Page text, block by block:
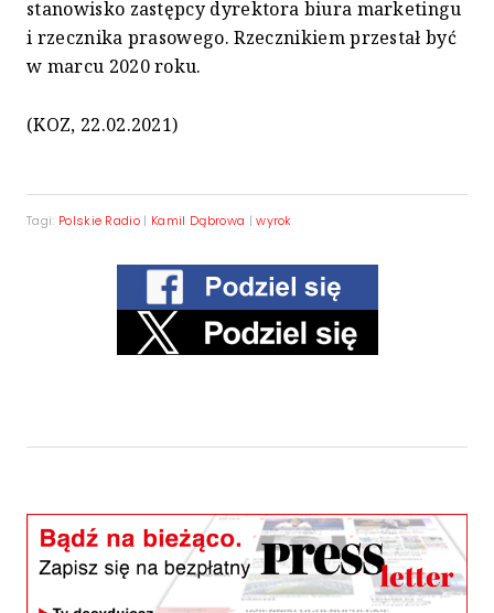
stanowisko zastępcy dyrektora biura marketingu
i rzecznika prasowego. Rzecznikiem przestał być
w marcu 2020 roku.
(KOZ, 22.02.2021)
Tagi: Polskie Radio | Kamil Dąbrowa |wyrok